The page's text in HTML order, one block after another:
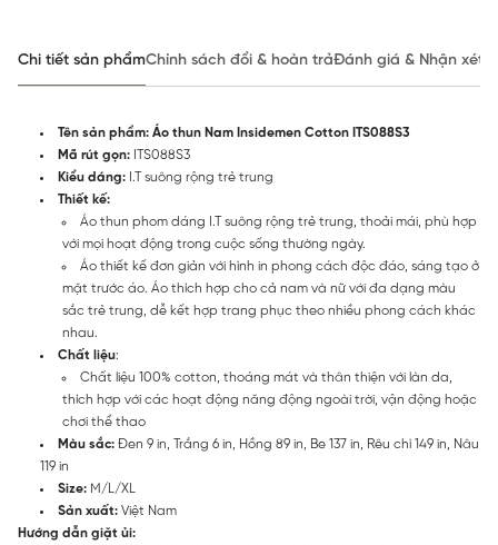
Chi tiết sản phẩmChính sách đổi & hoàn trảĐánh giá & Nhận xét
Tên sản phẩm: Áo thun Nam Insidemen Cotton ITS088S3
Mã rút gọn: ITS088S3
Kiểu dáng: I.T suông rộng trẻ trung
Thiết kế:
Áo thun phom dáng I.T suông rộng trẻ trung, thoải mái, phù hợp
với mọi hoạt động trong cuộc sống thường ngày.
Áo thiết kế đơn giản với hình in phong cách độc đáo, sáng tạo ở
mặt trước áo. Áo thích hợp cho cả nam và nữ với đa dạng màu
sắc trẻ trung, dễ kết hợp trang phục theo nhiều phong cách khác
nhau.
Chất liệu:
Chất liệu 100% cotton, thoáng mát và thân thiện với làn da,
thích hợp với các hoạt động năng động ngoài trời, vận động hoặc
chơi thể thao
Màu sắc: Đen 9 in, Trắng 6 in, Hồng 89 in, Be 137 in, Rêu chì 149 in, Nâu
119 in
Size: M/L/XL
Sản xuất: Việt Nam
Hướng dẫn giặt ủi: